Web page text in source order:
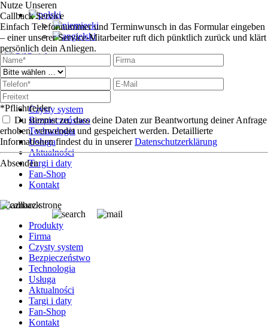
Produkty
Czysty system
Bezpieczeństwo
Technologia
Usługa
Aktualności
Targi i daty
Fan-Shop
Kontakt
Zaznacz stronę
Produkty
Firma
Czysty system
Bezpieczeństwo
Technologia
Usługa
Aktualności
Targi i daty
Fan-Shop
Kontakt
Nutze Unseren
Callback Service
Einfach Telefonnummer und Terminwunsch in das Formular eingeben
– einer unserer Service-Mitarbeiter ruft dich pünktlich zurück und klärt
persönlich dein Anliegen.
*Pflichtfelder
Du stimmst zu, dass deine Daten zur Beantwortung deiner Anfrage
erhoben, verwendet und gespeichert werden. Detaillierte
Informationen findest du in unsererDatenschutzerklärung
Absenden